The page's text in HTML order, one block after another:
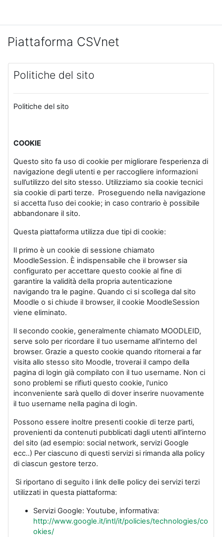
Piattaforma CSVnet
Politiche del sito
Politiche del sito
COOKIE
Questo sito fa uso di cookie per migliorare l’esperienza di
navigazione degli utenti e per raccogliere informazioni
sull’utilizzo del sito stesso. Utilizziamo sia cookie tecnici
sia cookie di parti terze. Proseguendo nella navigazione
si accetta l’uso dei cookie; in caso contrario è possibile
abbandonare il sito.
Questa piattaforma utilizza due tipi di cookie:
Il primo è un cookie di sessione chiamato
MoodleSession. È indispensabile che il browser sia
configurato per accettare questo cookie al fine di
garantire la validità della propria autenticazione
navigando tra le pagine. Quando ci si scollega dal sito
Moodle o si chiude il browser, il cookie MoodleSession
viene eliminato.
Il secondo cookie, generalmente chiamato MOODLEID,
serve solo per ricordare il tuo username all'interno del
browser. Grazie a questo cookie quando ritornerai a far
visita allo stesso sito Moodle, troverai il campo della
pagina di login già compilato con il tuo username. Non ci
sono problemi se rifiuti questo cookie, l'unico
inconveniente sarà quello di dover inserire nuovamente
il tuo username nella pagina di login.
Possono essere inoltre presenti cookie di terze parti,
provenienti da contenuti pubblicati dagli utenti all’interno
del sito (ad esempio: social network, servizi Google
ecc..) Per ciascuno di questi servizi si rimanda alla policy
di ciascun gestore terzo.
Si riportano di seguito i link delle policy dei servizi terzi
utilizzati in questa piattaforma:
Servizi Google: Youtube, informativa:
http://www.google.it/intl/it/policies/technologies/co
okies/